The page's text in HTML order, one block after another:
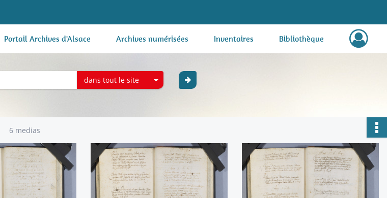
Portail Archives d'Alsace Archives numérisées Inventaires Bibliothèque
dans tout le site
6 medias